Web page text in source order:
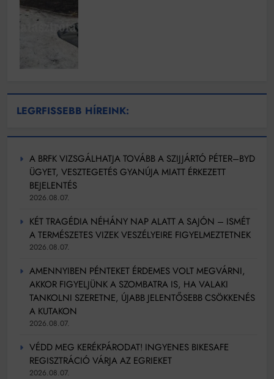
LEGRFISSEBB HÍREINK:
A BRFK VIZSGÁLHATJA TOVÁBB A SZIJJÁRTÓ PÉTER–BYD
ÜGYET, VESZTEGETÉS GYANÚJA MIATT ÉRKEZETT
BEJELENTÉS
2026.08.07.
KÉT TRAGÉDIA NÉHÁNY NAP ALATT A SAJÓN – ISMÉT
A TERMÉSZETES VIZEK VESZÉLYEIRE FIGYELMEZTETNEK
2026.08.07.
AMENNYIBEN PÉNTEKET ÉRDEMES VOLT MEGVÁRNI,
AKKOR FIGYELJÜNK A SZOMBATRA IS, HA VALAKI
TANKOLNI SZERETNE, ÚJABB JELENTŐSEBB CSÖKKENÉS
A KUTAKON
2026.08.07.
VÉDD MEG KERÉKPÁRODAT! INGYENES BIKESAFE
REGISZTRÁCIÓ VÁRJA AZ EGRIEKET
2026.08.07.